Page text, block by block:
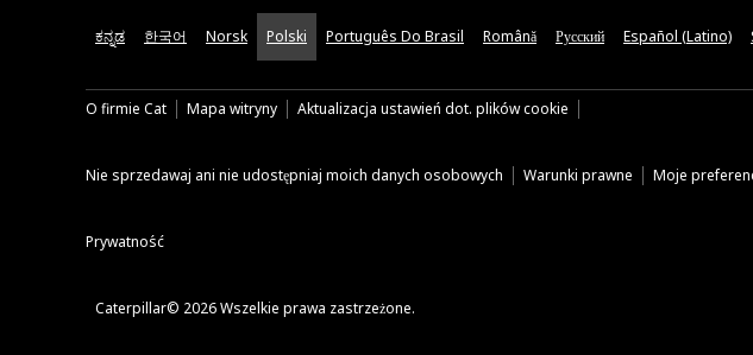
ಕನ್ನಡ 한국어 Norsk Polski Português Do Brasil Română Русский Español (Latino)
O firmie Cat Mapa witryny Aktualizacja ustawień dot. plików cookie
Nie sprzedawaj ani nie udostępniaj moich danych osobowych Warunki prawne Moje
Prywatność
Caterpillar© 2026 Wszelkie prawa zastrzeżone.